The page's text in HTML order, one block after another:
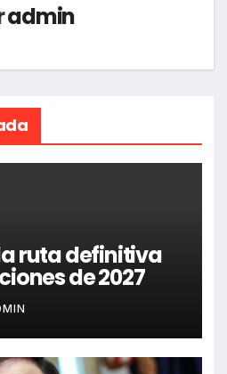
admin
ruta definitiva
de 2027